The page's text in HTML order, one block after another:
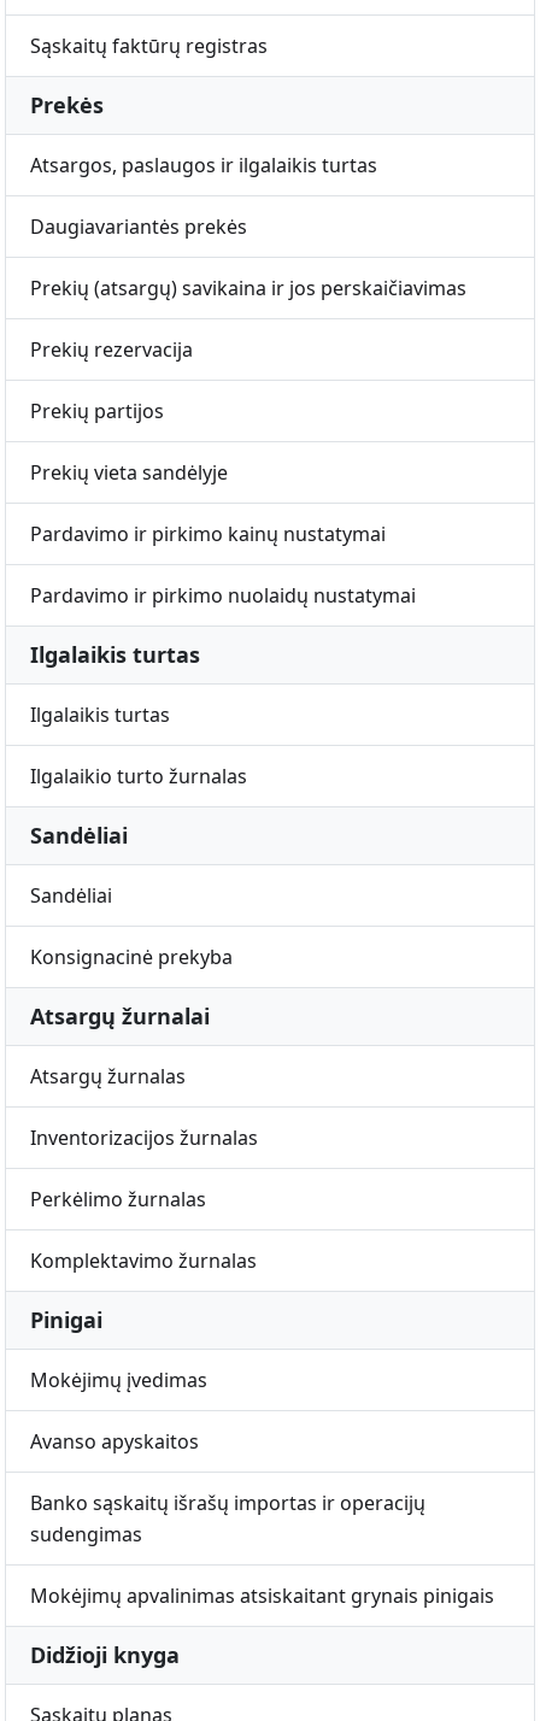
Sąskaitų faktūrų registras
Prekės
Atsargos, paslaugos ir ilgalaikis turtas
Daugiavariantės prekės
Prekių (atsargų) savikaina ir jos perskaičiavimas
Prekių rezervacija
Prekių partijos
Prekių vieta sandėlyje
Pardavimo ir pirkimo kainų nustatymai
Pardavimo ir pirkimo nuolaidų nustatymai
Ilgalaikis turtas
Ilgalaikis turtas
Ilgalaikio turto žurnalas
Sandėliai
Sandėliai
Konsignacinė prekyba
Atsargų žurnalai
Atsargų žurnalas
Inventorizacijos žurnalas
Perkėlimo žurnalas
Komplektavimo žurnalas
Pinigai
Mokėjimų įvedimas
Avanso apyskaitos
Banko sąskaitų išrašų importas ir operacijų
sudengimas
Mokėjimų apvalinimas atsiskaitant grynais pinigais
Didžioji knyga
Sąskaitų planas